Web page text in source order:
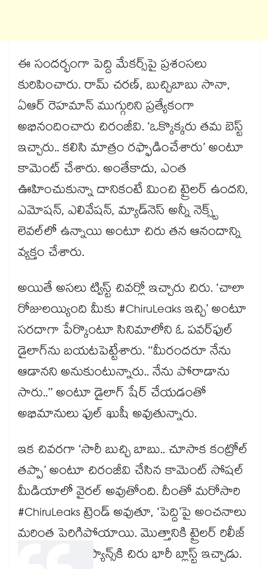
ఈ సందర్భంగా పెద్ది మేకర్స్⁬పై ప్రశంసలు
కురిపించారు. రామ్ చరణ్, బుచ్చిబాబు సానా,
ఏఆర్ రెహమాన్ ముగ్గురిని ప్రత్యేకంగా
అభినందించారు చిరంజీవి. ‘ఒక్కొక్కరు తమ బెస్ట్
ఇచ్చారు.. కలిసి మాత్రం రఫ్ఫాడించేశారు’ అంటూ
కామెంట్ చేశారు. అంతేకాదు, ఎంత
ఊహించుకున్నా దానికంటే మించి ట్రైలర్ ఉందని,
ఎమోషన్, ఎలివేషన్, మ్యాడ్‌నెస్ అన్నీ నెక్స్ట్
లెవల్‌లో ఉన్నాయి అంటూ చిరు తన ఆనందాన్ని
వ్యక్తం చేశారు.
అయితే అసలు ట్విస్ట్ చివర్లో ఇచ్చారు చిరు. ‘చాలా
రోజులయ్యింది మీకు #ChiruLeaks ఇచ్చి’ అంటూ
సరదాగా పేర్కొంటూ సినిమాలోని ఓ పవర్‌ఫుల్
డైలాగ్‌ను బయటపెట్టేశారు. ‘‘మీరందరూ నేను
ఆడానని అనుకుంటున్నారు.. నేను పోరాడాను
సారు..’’ అంటూ డైలాగ్ షేర్ చేయడంతో
అభిమానులు ఫుల్ ఖుషీ అవుతున్నారు.
ఇక చివరగా ‘సారీ బుచ్చి బాబు.. చూసాక కంట్రోల్
తప్పా’ అంటూ చిరంజీవి చేసిన కామెంట్ సోషల్
మీడియాలో వైరల్ అవుతోంది. దీంతో మరోసారి
#ChiruLeaks ట్రెండ్ అవుతూ, ‘పెద్ది’పై అంచనాలు
మరింత పెరిగిపోయాయి. మొత్తానికి ట్రైలర్ రిలీజ్
ముందు మెగా ఫ్యాన్స్⁬కి చిరు భారీ బ్లాస్ట్ ఇచ్చాడు.